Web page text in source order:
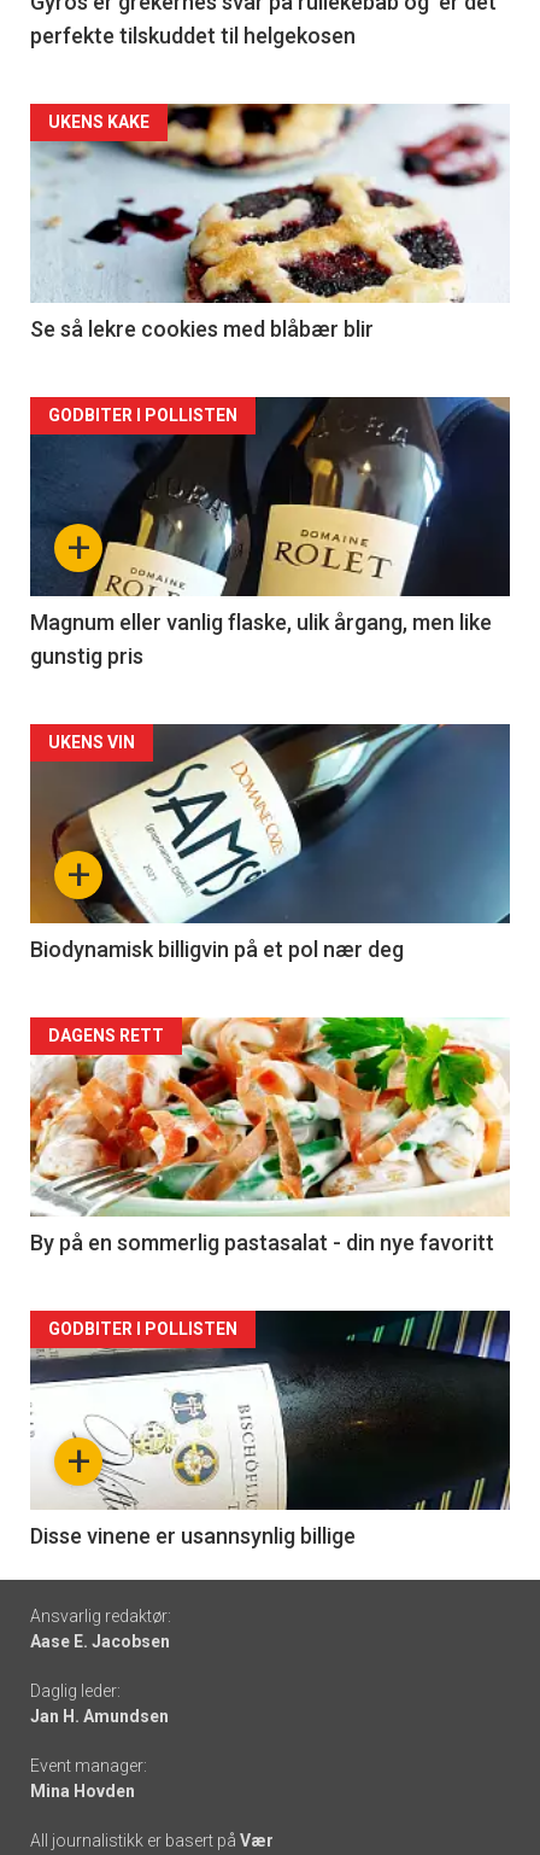
perfekte tilskuddet til helgekosen
Forsiden
akkurat
nå
2
UKENS KAKE
Se så lekre cookies med blåbær blir
Forsiden
akkurat
nå
3
+
GODBITER I POLLISTEN
Magnum eller vanlig flaske, ulik årgang, men like
gunstig pris
Forsiden
akkurat
nå
4
+
UKENS VIN
Biodynamisk billigvin på et pol nær deg
Forsiden
akkurat
nå
-
5
DAGENS RETT
By på en sommerlig pastasalat - din nye favoritt
Forsiden
akkurat
nå
6
+
GODBITER I POLLISTEN
Disse vinene er usannsynlig billige
Footer
-
links
Ansvarlig redaktør:
Aase E. Jacobsen
Daglig leder:
Jan H. Amundsen
Event manager:
Mina Hovden
All journalistikk er basert på Vær